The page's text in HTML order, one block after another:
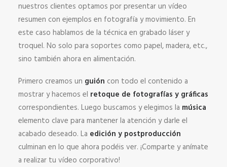
nuestros clientes optamos por presentar un vídeo
resumen con ejemplos en fotografía y movimiento. En
este caso hablamos de la técnica en grabado láser y
troquel. No solo para soportes como papel, madera, etc.,
sino también ahora en alimentación.
Primero creamos un guión con todo el contenido a
mostrar y hacemos el retoque de fotografías y gráficas
correspondientes. Luego buscamos y elegimos la música
elemento clave para mantener la atención y darle el
acabado deseado. La edición y postproducción
culminan en lo que ahora podéis ver. ¡Comparte y anímate
a realizar tu vídeo corporativo!